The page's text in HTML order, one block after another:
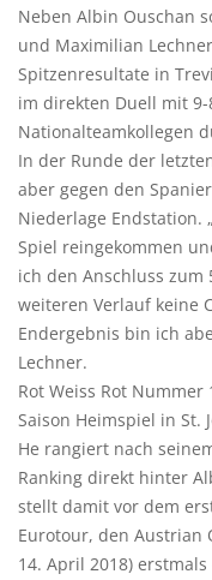
Neben Albin Ouschan
und Maximilian
Spitzenresultate in
im direkten Duell mit
Nationalteamkollegen
In der Runde der
aber gegen den
Niederlage Endstation.
Spiel reingekommen
ich den Anschluss
weiteren Verlauf keine
Endergebnis bin ich
Lechner.
Rot Weiss Rot
Saison Heimspiel in St.
He rangiert nach
Ranking direkt hinter
stellt damit vor dem
Eurotour, den Austrian
14. April 2018)